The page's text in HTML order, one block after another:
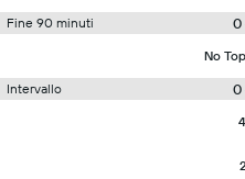
Fine 90 minuti 0
No
Intervallo 0